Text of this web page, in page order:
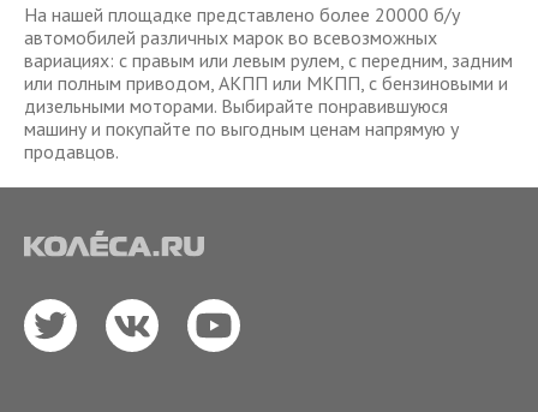
На нашей площадке представлено более 20000 б/у
автомобилей различных марок во всевозможных
вариациях: с правым или левым рулем, с передним, задним
или полным приводом, АКПП или МКПП, с бензиновыми и
дизельными моторами. Выбирайте понравившуюся
машину и покупайте по выгодным ценам напрямую у
продавцов.